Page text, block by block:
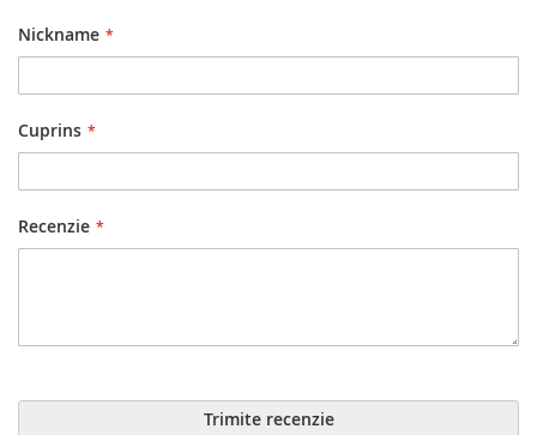
Nickname
Cuprins
Recenzie
Trimite recenzie